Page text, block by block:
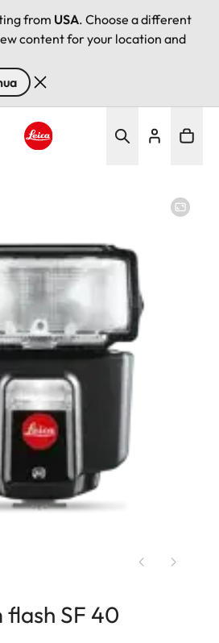
from USA. Choose a different
content for your location and
flash SF 40